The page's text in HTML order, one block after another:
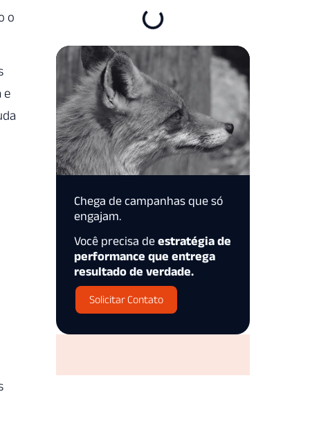
o
e
Chega de campanhas que só
engajam.
Você precisa de estratégia de
performance que entrega
resultado de verdade.
Solicitar Contato